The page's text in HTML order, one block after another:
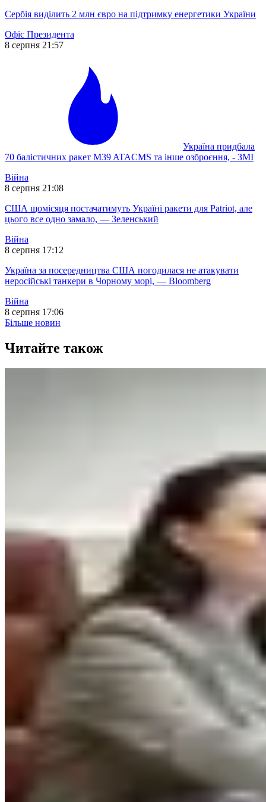
Сербія виділить 2 млн євро на підтримку енергетики України
Офіс Президента
8 серпня 21:57
Україна придбала
70 балістичних ракет M39 ATACMS та інше озброєння, - ЗМІ
Війна
8 серпня 21:08
США щомісяця постачатимуть Україні ракети для Patriot, але
цього все одно замало, — Зеленський
Війна
8 серпня 17:12
Україна за посередництва США погодилася не атакувати
неросійські танкери в Чорному морі, — Bloomberg
Війна
8 серпня 17:06
Більше новин
Читайте також